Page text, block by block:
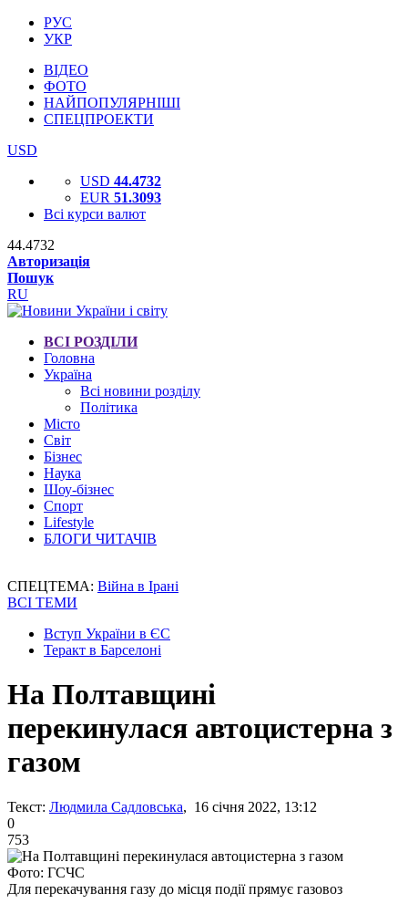
РУС
УКР
ВІДЕО
ФОТО
НАЙПОПУЛЯРНІШІ
СПЕЦПРОЕКТИ
USD
USD 44.4732
EUR 51.3093
Всі курси валют
44.4732
Авторизація
Пошук
RU
ВСІ РОЗДІЛИ
Головна
Україна
Всі новини розділу
Політика
Місто
Світ
Бізнес
Наука
Шоу-бізнес
Спорт
Lifestyle
БЛОГИ ЧИТАЧІВ
СПЕЦТЕМА: Війна в Ірані
ВСІ ТЕМИ
Вступ України в ЄС
Теракт в Барселоні
На Полтавщині
перекинулася автоцистерна з
газом
Текст: Людмила Садловська, 16 січня 2022, 13:12
0
753
Фото: ГСЧС
Для перекачування газу до місця події прямує газовоз